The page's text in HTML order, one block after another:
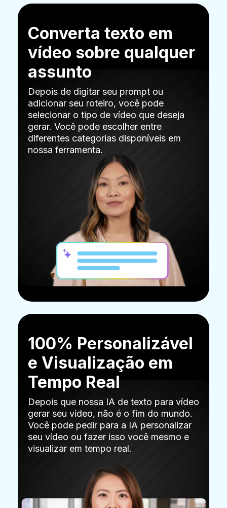
Converta texto em
vídeo sobre qualquer
assunto
Depois de digitar seu prompt ou
adicionar seu roteiro, você pode
selecionar o tipo de vídeo que deseja
gerar. Você pode escolher entre
diferentes categorias disponíveis em
nossa ferramenta.
100% Personalizável
e Visualização em
Tempo Real
Depois que nossa IA de texto para vídeo
gerar seu vídeo, não é o fim do mundo.
Você pode pedir para a IA personalizar
seu vídeo ou fazer isso você mesmo e
visualizar em tempo real.